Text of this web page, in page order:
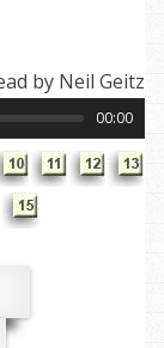
by Neil Geitz
00:00